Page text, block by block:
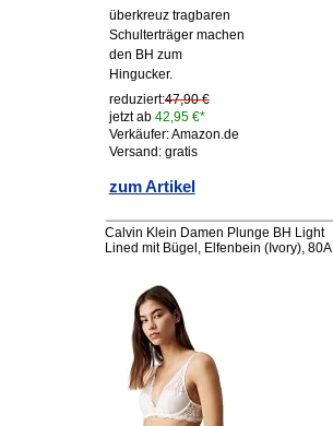
überkreuz tragbaren
Schulterträger machen
den BH zum
Hingucker.
reduziert:47,90 €
jetzt ab 42,95 €*
Verkäufer: Amazon.de
Versand: gratis
zum Artikel
Calvin Klein Damen Plunge BH Light
Lined mit Bügel, Elfenbein (Ivory), 80A